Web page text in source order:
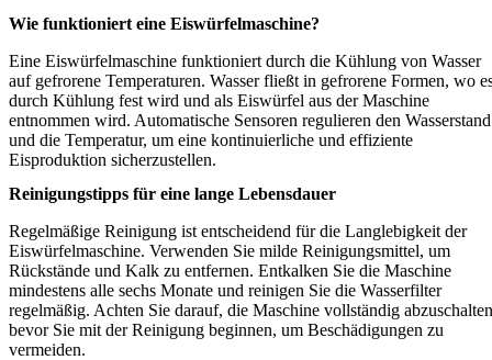
Wie funktioniert eine Eiswürfelmaschine?
Eine Eiswürfelmaschine funktioniert durch die Kühlung von Wasser
auf gefrorene Temperaturen. Wasser fließt in gefrorene Formen, wo
durch Kühlung fest wird und als Eiswürfel aus der Maschine
entnommen wird. Automatische Sensoren regulieren den Wasserstand
und die Temperatur, um eine kontinuierliche und effiziente
Eisproduktion sicherzustellen.
Reinigungstipps für eine lange Lebensdauer
Regelmäßige Reinigung ist entscheidend für die Langlebigkeit der
Eiswürfelmaschine. Verwenden Sie milde Reinigungsmittel, um
Rückstände und Kalk zu entfernen. Entkalken Sie die Maschine
mindestens alle sechs Monate und reinigen Sie die Wasserfilter
regelmäßig. Achten Sie darauf, die Maschine vollständig
bevor Sie mit der Reinigung beginnen, um Beschädigungen zu
vermeiden.